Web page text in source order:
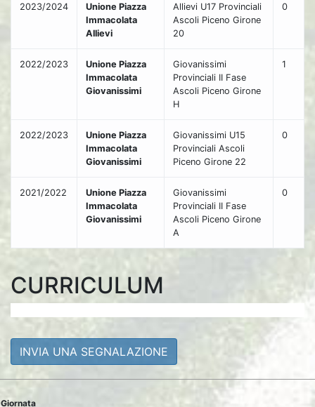
2023/2024
Unione Piazza
Immacolata
Allievi
Allievi U17 Provinciali
Ascoli Piceno Girone
20
0
2022/2023
Unione Piazza
Immacolata
Giovanissimi
Giovanissimi
Provinciali II Fase
Ascoli Piceno Girone
H
1
2022/2023
Unione Piazza
Immacolata
Giovanissimi
Giovanissimi U15
Provinciali Ascoli
Piceno Girone 22
0
2021/2022
Unione Piazza
Immacolata
Giovanissimi
Giovanissimi
Provinciali II Fase
Ascoli Piceno Girone
A
0
CURRICULUM
INVIA UNA SEGNALAZIONE
Giornata